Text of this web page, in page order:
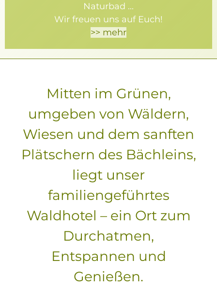
Naturbad ...
Wir freuen uns auf Euch!
>> mehr
Mitten im Grünen,
umgeben von Wäldern,
Wiesen und dem sanften
Plätschern des Bächleins,
liegt unser
familiengeführtes
Waldhotel – ein Ort zum
Durchatmen,
Entspannen und
Genießen.